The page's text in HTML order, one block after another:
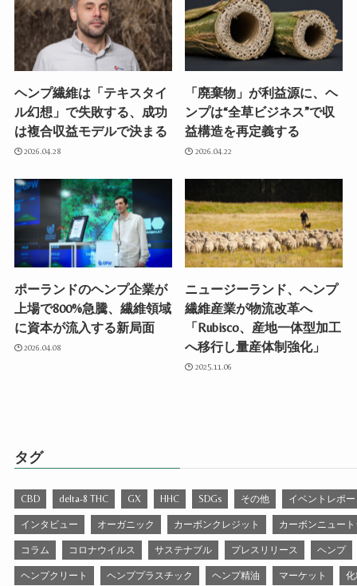
ヘンプ繊維は「テキスタイ
ル幻想」で失敗する、成功
は複合収益モデルで決まる
2026.04.28
「廃棄物」が利益源に、ヘ
ンプは“全草ビジネス”で収
益構造を再定義する
2026.04.22
ポーランドのヘンプ企業が
上場で800%急騰、繊維領域
に資本が流入する新局面
2026.04.08
ニュージーランド、ヘンプ
繊維産業が物流改革へ
「Rubisco、産地一体型加工
へ移行し量産体制強化」
2025.11.06
タグ
CBD delta-8 THC GX HHC SDGs その他 イベントレポ
インタビュー オーガニック カーボンクレジット カーボンニュー
コラム コロナウイルス サステナブル プレスリリース ヘンプ
ヘンプクリート ヘンププラスチック ヘンプ精油 マーケット